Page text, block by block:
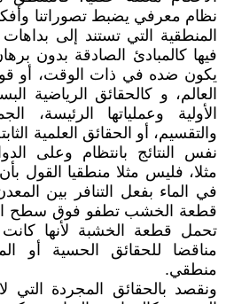
نظام معرفي يضبط تصوراتنا
المنطقية التي تستند إلى
فيها كالمبادئ الصادقة بدون
يكون ضده في ذات الوقت، أو
العالم، و كالحقائق الرياضية
الأولية وعملياتها الرئيسة،
والتقسيم، أو الحقائق العلمية
نفس النتائج بانتظام وعلى
مثلا، فليس مثلا منطقيا القول
في الماء بفعل التنافر بين
قطعة الخشب تطفو فوق سطح
تحمل قطعة الخشبة لأنها
مناقضا للحقائق الحسية أو
منطقي.
ونقصد بالحقائق المجردة التي